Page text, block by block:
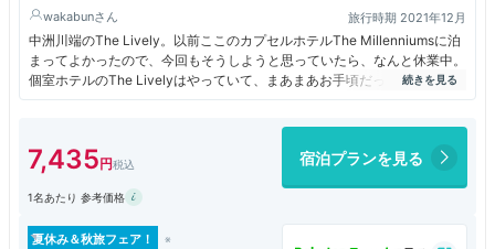
wakabun 旅行時期 2021年12月
中洲川端のThe Lively。以前ここのカプセルホテルThe Millenniumsに泊
まってよかったので、今回もそうしようと思っていたら、なんと休業中。
個室ホテルのThe Livelyはやっていて、まあまあお手頃だったので、そち
らをお試し。
営だったので、しょうがなくロビーで仕事。
3時になったら部屋へ。一泊素泊まり（夕方フリービア付き）3,800円。
7,435 宿泊プランを見る
1名あたり 参考価格
夏休み＆秋旅フェア！